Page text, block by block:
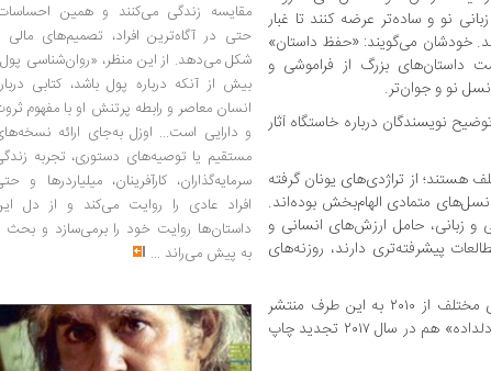
نو و ساده‌تر عرضه کنند تا غبار
خودشان می‌گویند: «حفظ داستان»
داستان‌های بزرگ از فراموشی و
نو و جوان‌تر.
نویسندگان درباره خاستگاه آثار
هستند؛ از تراژدی‌های یونان گرفته
متمادی الهام‌بخش بوده‌اند.
و زبانی، حامل ارزش‌های انسانی و
پیشرفته‌تری دارند، روزنه‌های
کتاب‌های مجموعه «حفظ داستان» در سال‌های مختلف از ۲۰۱۰ به این طرف منتشر
شده‌اند و هم‌چنان تجدید چاپ می‌شوند. «دو دلداده» هم در سال ۲۰۱۷ تجدید چاپ
مقایسه زندگی می‌کنند و همین
حتی در آگاه‌ترین افراد، تصمیم‌های مالی
شکل می‌دهد. از این منظر، «روان‌شناسی
بیش از آنکه درباره پول باشد، کتابی
انسان معاصر و رابطه پرتنش او با مفهوم
و دارایی است... اوزل به‌جای ارائه
مستقیم یا توصیه‌های دستوری، تجربه
سرمایه‌گذاران، کارآفرینان، میلیاردرها و
افراد عادی را روایت می‌کند و از دل
داستان‌ها روایت خود را برمی‌سازد و بحث
به پیش می‌راند ...